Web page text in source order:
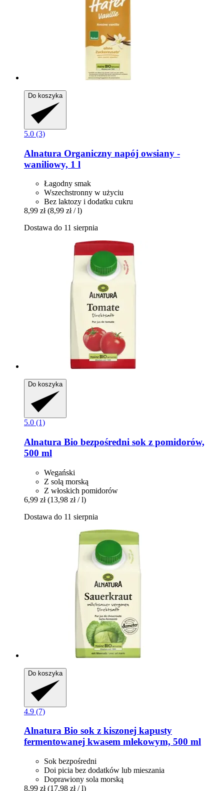
Do koszyka
5.0 (3)
Alnatura Organiczny napój owsiany -​
waniliowy, 1 l
Łagodny smak
Wszechstronny w użyciu
Bez laktozy i dodatku cukru
8,99 zł (8,99 zł / l)
Dostawa do 11 sierpnia
Do koszyka
5.0 (1)
Alnatura Bio bezpośredni sok z pomidorów,
500 ml
Wegański
Z solą morską
Z włoskich pomidorów
6,99 zł (13,98 zł / l)
Dostawa do 11 sierpnia
Do koszyka
4.9 (7)
Alnatura Bio sok z kiszonej kapusty
fermentowanej kwasem mlekowym, 500 ml
Sok bezpośredni
Doi picia bez dodatków lub mieszania
Doprawiony sola morską
8,99 zł (17,98 zł / l)